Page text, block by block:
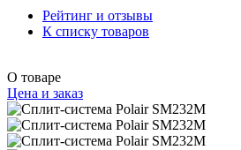
Рейтинг и отзывы
К списку товаров
О товаре
Цена и заказ